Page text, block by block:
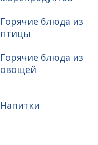
Горячие блюда из
птицы
Горячие блюда из
овощей
Напитки